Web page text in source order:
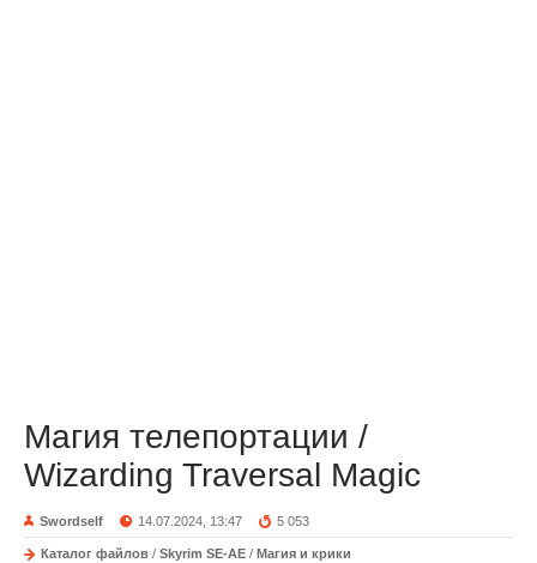
Магия телепортации /
Wizarding Traversal Magic
Swordself 14.07.2024, 13:47 5 053
Каталог файлов / Skyrim SE-AE / Магия и крики